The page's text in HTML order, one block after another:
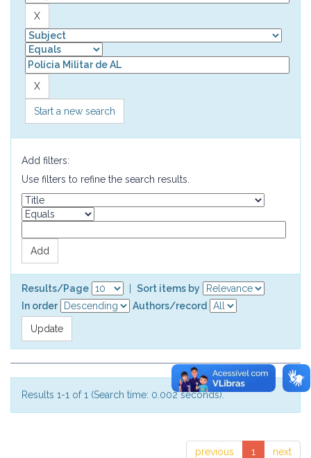
Start a new search
Add filters:
Use filters to refine the search results.
Results/Page
Sort items by
In order
Authors/record
Results 1-1 of 1 (Search time: 0.002 seconds).
previous 1 next